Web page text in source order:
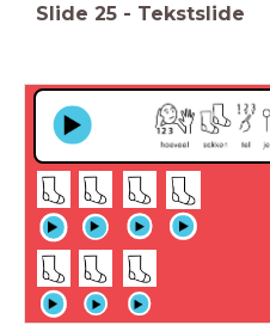
Slide 25 - Tekstslide